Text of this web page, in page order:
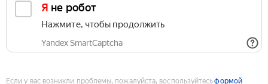
Я не робот
Нажмите, чтобы продолжить
Yandex SmartCaptcha
Если у вас возникли проблемы, пожалуйста, воспользуйтесьформой